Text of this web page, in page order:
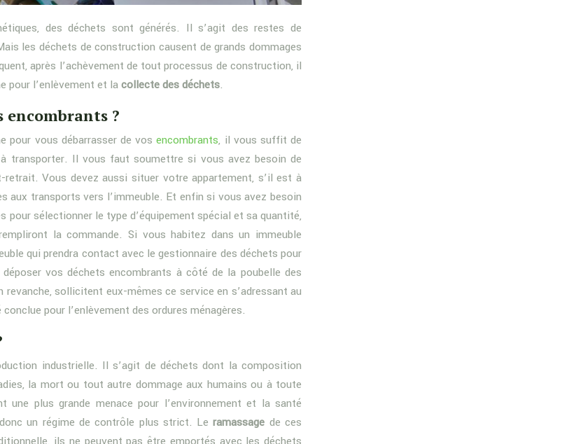
des déchets sont générés. Il s’agit des restes de
les déchets de construction causent de grands dommages
après l’achèvement de tout processus de construction, il
pour l’enlèvement et lacollecte des déchets.
encombrants ?
pour vous débarrasser de vosencombrants, il vous suffit de
transporter. Il vous faut soumettre si vous avez besoin de
retrait. Vous devez aussi situer votre appartement, s’il est à
aux transports vers l’immeuble. Et enfin si vous avez besoin
sélectionner le type d’équipement spécial et sa quantité,
la commande. Si vous habitez dans un immeuble
qui prendra contact avec le gestionnaire des déchets pour
vos déchets encombrants à côté de la poubelle des
sollicitent eux-mêmes ce service en s’adressant au
pour l’enlèvement des ordures ménagères.
industrielle. Il s’agit de déchets dont la composition
la mort ou tout autre dommage aux humains ou à toute
plus grande menace pour l’environnement et la santé
un régime de contrôle plus strict. Leramassage de ces